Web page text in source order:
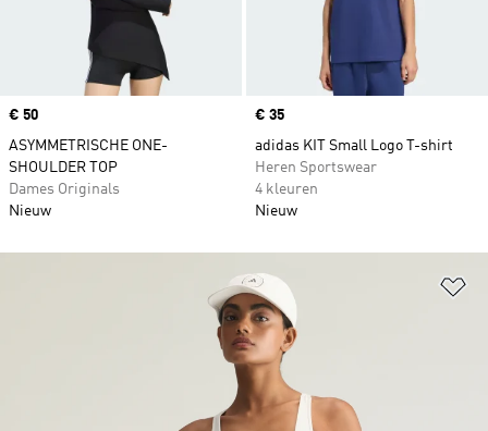
Price
€ 50
ASYMMETRISCHE ONE-
SHOULDER TOP
Dames Originals
Nieuw
Price
€ 35
adidas KIT Small Logo T-shirt
Heren Sportswear
4 kleuren
Nieuw